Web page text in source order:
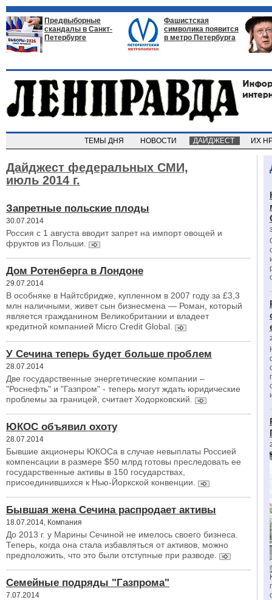
Предвыборные
скандалы в Санкт-
Петербурге
Фашистская
символика появится
в метро Петербурга
ТЕМЫ ДНЯ НОВОСТИ ДАЙДЖЕСТ ИХ
Дайджест федеральных СМИ,
июль 2014 г.
Запретные польские плоды
30.07.2014
Россия с 1 августа вводит запрет на импорт овощей и
фруктов из Польши.
Дом Ротенберга в Лондоне
29.07.2014
В особняке в Найтсбридже, купленном в 2007 году за £3,3
млн наличными, живет сын бизнесмена — Роман, который
является гражданином Великобритании и владеет
кредитной компанией Micro Credit Global.
У Сечина теперь будет больше проблем
28.07.2014
Две государственные энергетические компании –
"Роснефть" и "Газпром" - теперь могут ждать юридические
проблемы за границей, считает Ходорковский.
ЮКОС объявил охоту
28.07.2014
Бывшие акционеры ЮКОСа в случае невыплаты Россией
компенсации в размере $50 млрд готовы преследовать ее
государственные активы в 150 государствах,
присоединившихся к Нью-Йоркской конвенции.
Бывшая жена Сечина распродает активы
18.07.2014, Компания
До 2013 г. у Марины Сечиной не имелось своего бизнеса.
Теперь, когда она стала избавляться от активов, можно
предположить, что это были отступные при разводе.
Семейные подряды "Газпрома"
7.07.2014